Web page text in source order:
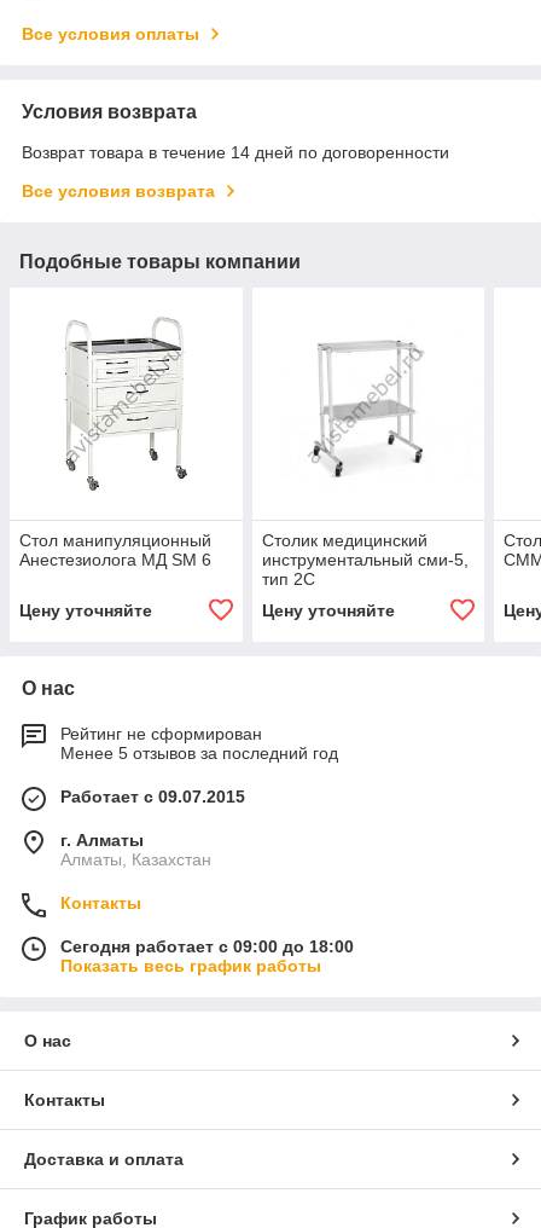
Все условия оплаты
Условия возврата
Возврат товара в течение 14 дней по договоренности
Все условия возврата
Подобные товары компании
Стол манипуляционный
Анестезиолога MД SM 6
Цену уточняйте
Столик медицинский
инструментальный сми-5,
тип 2С
Цену уточняйте
О нас
Рейтинг не сформирован
Менее 5 отзывов за последний год
Работает с 09.07.2015
г. Алматы
Алматы, Казахстан
Контакты
Сегодня работает с 09:00 до 18:00
Показать весь график работы
О нас
Контакты
Доставка и оплата
График работы